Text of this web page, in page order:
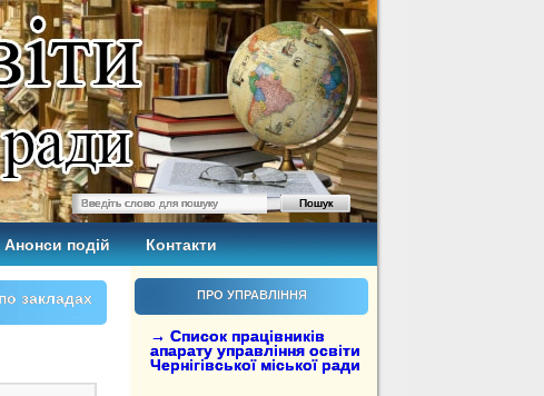
Анонси подій Контакти
ПРО УПРАВЛІННЯ
→ Список працівників
апарату управління освіти
Чернігівської міської ради
закладах